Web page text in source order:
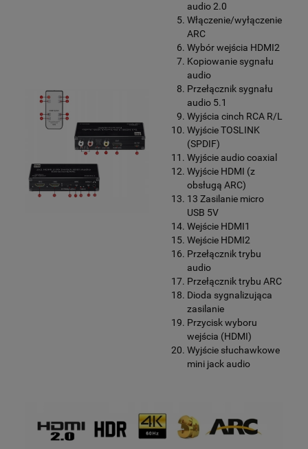
audio 2.0
Włączenie/wyłączenie
ARC
Wybór wejścia HDMI2
Kopiowanie sygnału
audio
Przełącznik sygnału
audio 5.1
Wyjścia cinch RCA R/L
Wyjście TOSLINK
(SPDIF)
Wyjście audio coaxial
Wyjście HDMI (z
obsługą ARC)
13 Zasilanie micro
USB 5V
Wejście HDMI1
Wejście HDMI2
Przełącznik trybu
audio
Przełącznik trybu ARC
Dioda sygnalizująca
zasilanie
Przycisk wyboru
wejścia (HDMI)
Wyjście słuchawkowe
mini jack audio